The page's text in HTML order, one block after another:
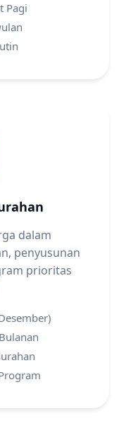
Pagi
dalam
penyusunan
prioritas